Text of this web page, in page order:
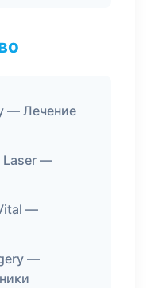
— Лечение
Laser —
—
—